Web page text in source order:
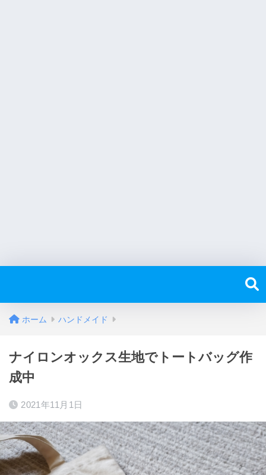
ホーム ハンドメイド
ナイロンオックス生地でトートバッグ作
成中
2021年11月1日